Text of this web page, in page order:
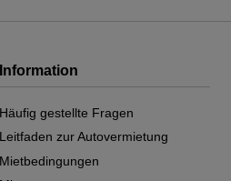
Information
Häufig gestellte Fragen
Leitfaden zur Autovermietung
Mietbedingungen